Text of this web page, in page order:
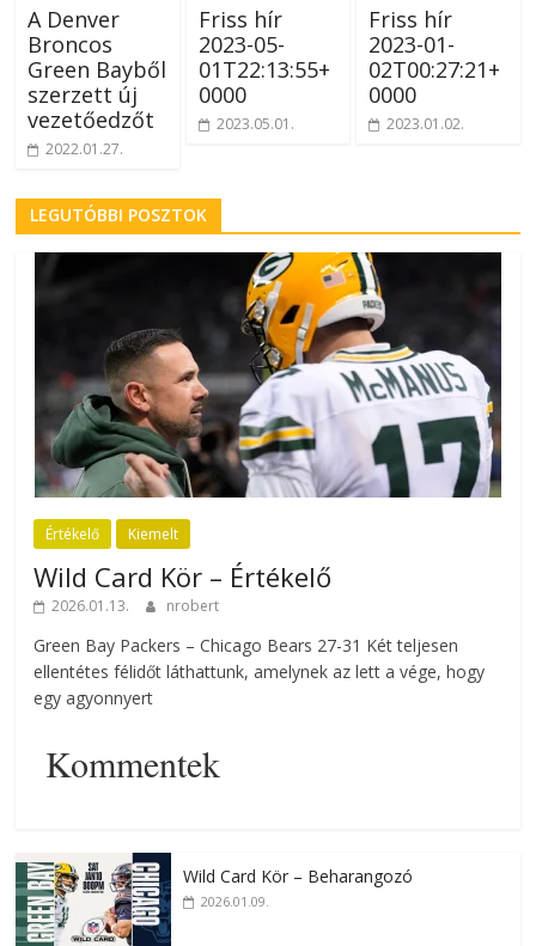
A Denver
Broncos
Green Bayből
szerzett új
vezetőedzőt
2022.01.27.
Friss hír
2023-05-
01T22:13:55+
0000
2023.05.01.
Friss hír
2023-01-
02T00:27:21+
0000
2023.01.02.
LEGUTÓBBI POSZTOK
Értékelő Kiemelt
Wild Card Kör – Értékelő
2026.01.13. nrobert
Green Bay Packers – Chicago Bears 27-31 Két teljesen
ellentétes félidőt láthattunk, amelynek az lett a vége, hogy
egy agyonnyert
Kommentek
Wild Card Kör – Beharangozó
2026.01.09.